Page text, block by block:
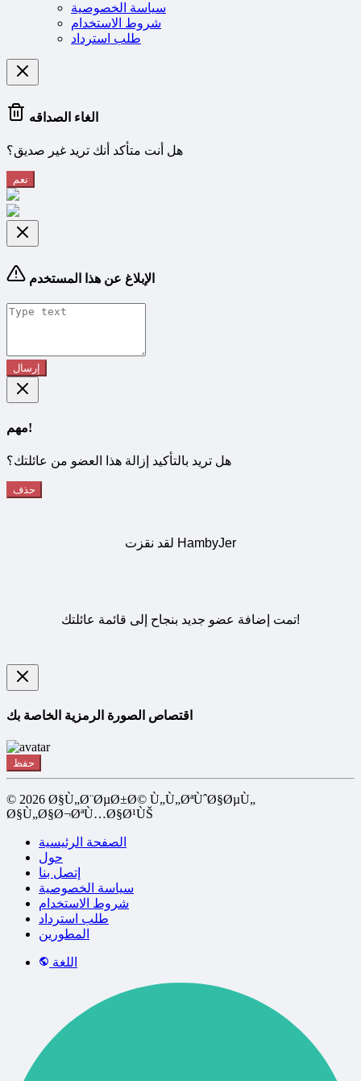
سياسة الخصوصية
شروط الاستخدام
طلب استرداد
الغاء الصداقه
هل أنت متأكد أنك تريد غير صديق؟
نعم
الإبلاغ عن هذا المستخدم
إرسال
مهم!
هل تريد بالتأكيد إزالة هذا العضو من عائلتك؟
حذف
لقد نقزت HambyJer
تمت إضافة عضو جديد بنجاح إلى قائمة عائلتك!
اقتصاص الصورة الرمزية الخاصة بك
حفظ
© 2026 Ø§Ù„Ø¨ØµØ±Ø© Ù„Ù„ØªÙˆØ§ØµÙ„
Ø§Ù„Ø§Ø¬ØªÙ…Ø§Ø¹ÙŠ
الصفحة الرئيسية
حول
إتصل بنا
سياسة الخصوصية
شروط الاستخدام
طلب استرداد
المطورين
اللغة